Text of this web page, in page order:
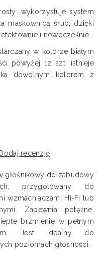
wykorzystuje system
maskownicą śrub, dzięki
i nowocześnie.
w kolorze białym
powyżej 12 szt. istnieje
dowolnym kolorem z
Dodaj recenzję
głośnikowy do zabudowy
przygotowany do
wzmacniaczami Hi-Fi lub
Zapewnia potężne,
brzmienie w pełnym
Jest idealny do
poziomach głośności.